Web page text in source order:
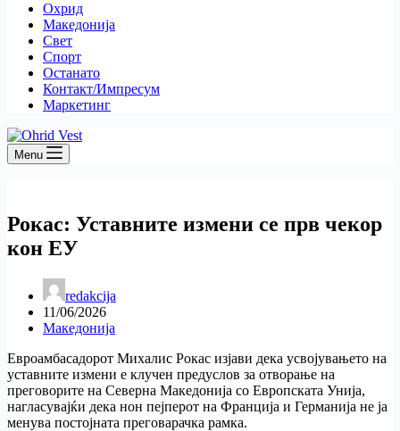
Охрид
Македонија
Свет
Спорт
Останато
Контакт/Импресум
Маркетинг
Menu
Рокас: Уставните измени се прв чекор
кон ЕУ
redakcija
11/06/2026
Македонија
Евроамбасадорот Михалис Рокас изјави дека усвојувањето на
уставните измени е клучен предуслов за отворање на
преговорите на Северна Македонија со Европската Унија,
нагласувајќи дека нон пејперот на Франција и Германија не ја
менува постојната преговарачка рамка.